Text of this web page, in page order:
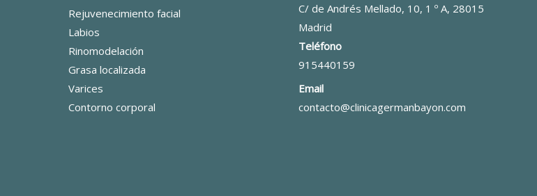
Rejuvenecimiento facial
Labios
Rinomodelación
Grasa localizada
Varices
Contorno corporal
C/ de Andrés Mellado, 10, 1 º A, 28015
Madrid
Teléfono
915440159
Email
contacto@clinicagermanbayon.com